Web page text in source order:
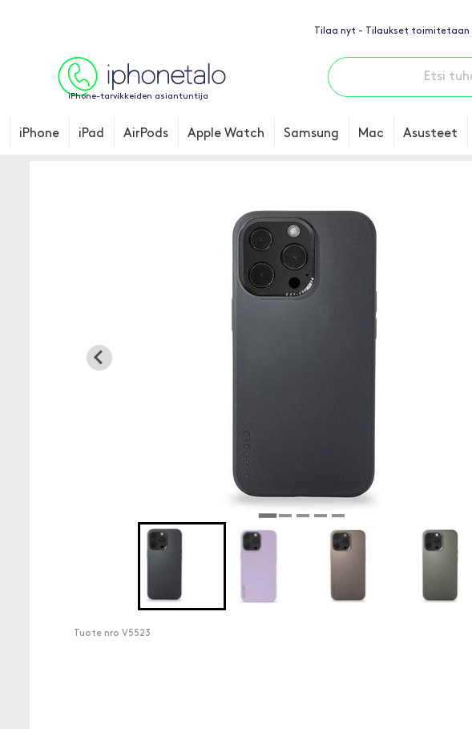
Tilaa nyt - Tilaukset toimitetaan
iPhone-tarvikkeiden asiantuntija
iPhone iPad AirPods Apple Watch Samsung Mac Asusteet
Tuote nro V5523